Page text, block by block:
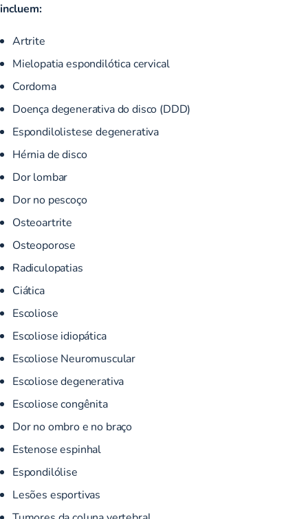
incluem:
Artrite
Mielopatia espondilótica cervical
Cordoma
Doença degenerativa do disco (DDD)
Espondilolistese degenerativa
Hérnia de disco
Dor lombar
Dor no pescoço
Osteoartrite
Osteoporose
Radiculopatias
Ciática
Escoliose
Escoliose idiopática
Escoliose Neuromuscular
Escoliose degenerativa
Escoliose congênita
Dor no ombro e no braço
Estenose espinhal
Espondilólise
Lesões esportivas